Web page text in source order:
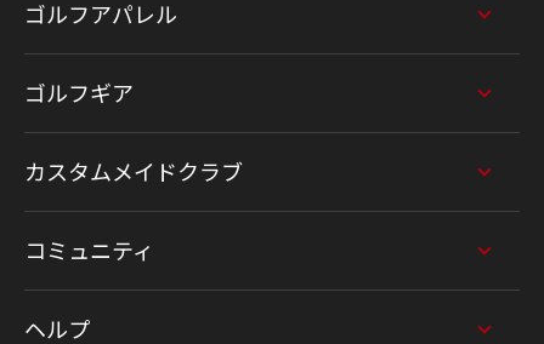
ゴルフアパレル
ゴルフギア
カスタムメイドクラブ
コミュニティ
ヘルプ